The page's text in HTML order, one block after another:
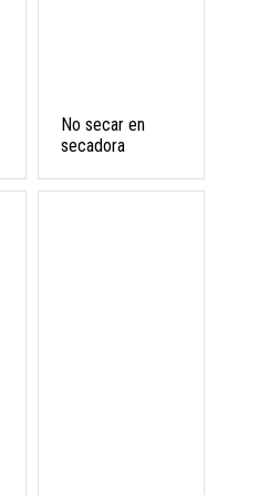
No secar en
secadora